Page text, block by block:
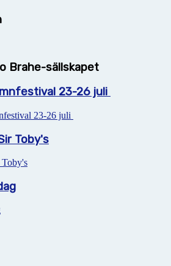
Brahe-sällskapet
23-26 juli
Toby's